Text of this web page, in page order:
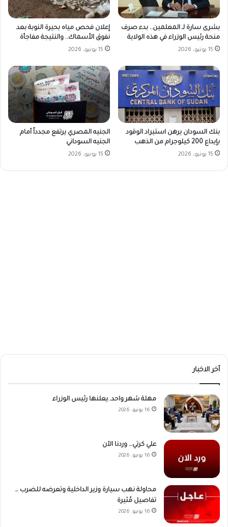
بشرى سارة لـ المعلمين.. بدء صرف
منحة رئيس الوزراء في هذه الولاية
15 يونيو، 2026
إعلان فحص مياه بحيرة النوبة بعد
نفوق الأسماك.. والنتيجة مفاجأة
15 يونيو، 2026
بنك السودان يرهن استيراد الوقود
بإيداع 200 كيلوجرام من الذهب
15 يونيو، 2026
الجنيه المصري يرتفع مجدداً أمام
الجنيه السوداني
15 يونيو، 2026
أخر الاخبار
مهلة شهر واحد..يعلنها رئيس الوزراء
16 يونيو، 2026
علي كرتي… وردنا الآن
16 يونيو، 2026
محاولة نهب سيارة وزير الداخلية وتعرضه للضرب …
تفاصيل مُثيرة
16 يونيو، 2026